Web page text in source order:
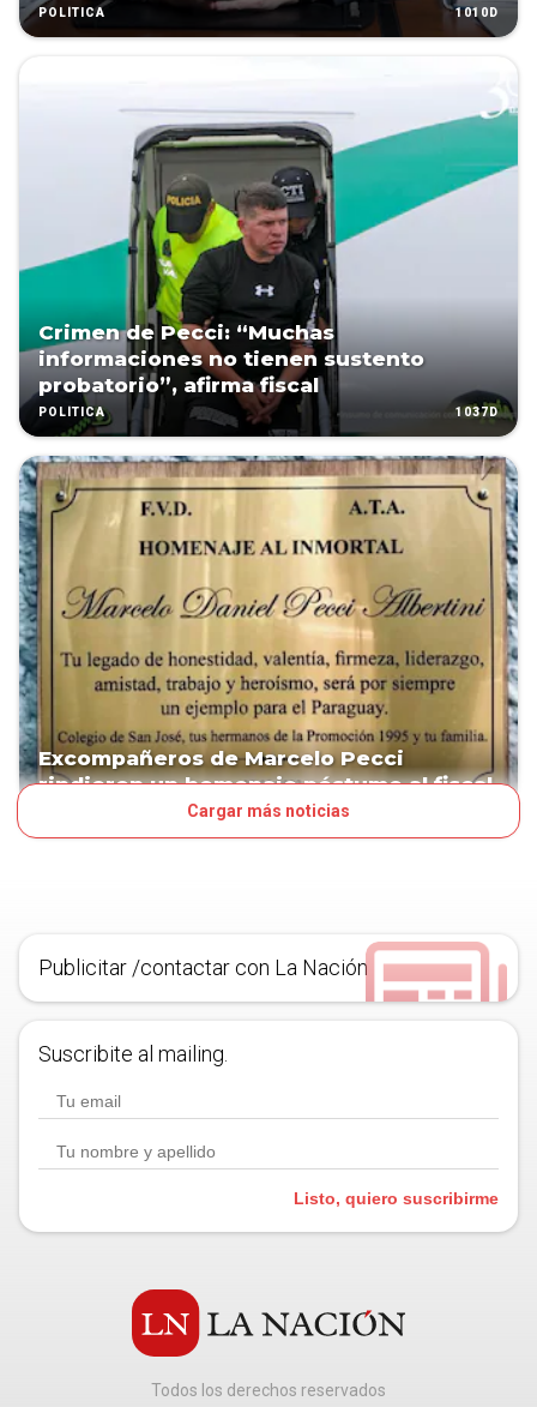
POLÍTICA 1010D
Crimen de Pecci: “Muchas
informaciones no tienen sustento
probatorio”, afirma fiscal
POLÍTICA 1037D
Excompañeros de Marcelo Pecci
rindieron un homenaje póstumo al fiscal
Cargar más noticias
Publicitar /contactar con La Nación
Suscribite al mailing.
Listo, quiero suscribirme
Todos los derechos reservados